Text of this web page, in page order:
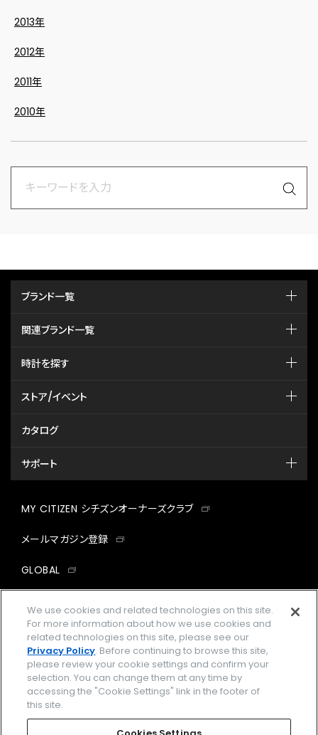
2013年
2012年
2011年
2010年
ブランド一覧
関連ブランド一覧
時計を探す
ストア/イベント
カタログ
サポート
MY CITIZEN シチズンオーナーズクラブ
メールマガジン登録
GLOBAL
facebookinstagramtwitter
企業情報 ご利用規約
プライバシーポリシー Cookies Settings
We use cookies and related technologies on this site.
For more information about how we use cookies and
related technologies on this site, please see our
Privacy Policy. Before continuing to browse this site,
please review your cookie settings and confirm your
selection. You can change them at any time by
accessing the "Cookie Settings" link in the footer of
this site.